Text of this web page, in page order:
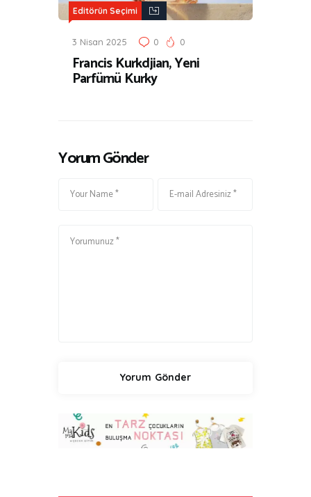
Editörün Seçimi
3 Nisan 2025 0 0
Francis Kurkdjian, Yeni
Parfümü Kurky
Yorum Gönder